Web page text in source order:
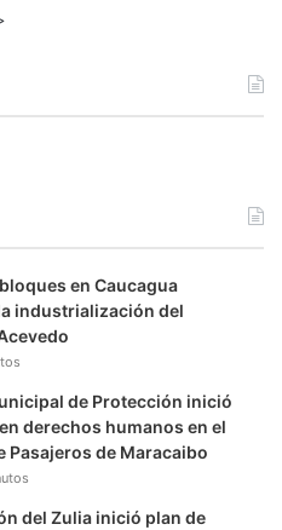
en Caucagua
industrialización del
de Protección inició
derechos humanos en el
Pasajeros de Maracaibo
del Zulia inició plan de